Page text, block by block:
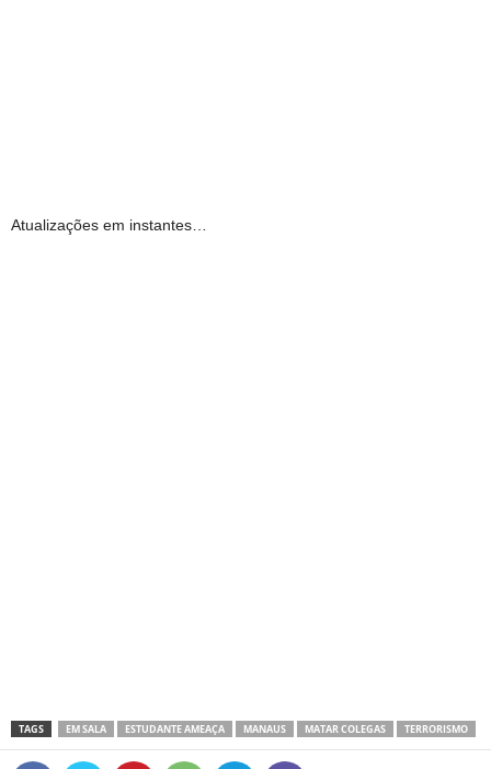
Atualizações em instantes…
TAGS EM SALA ESTUDANTE AMEAÇA MANAUS MATAR COLEGAS TERRORISMO